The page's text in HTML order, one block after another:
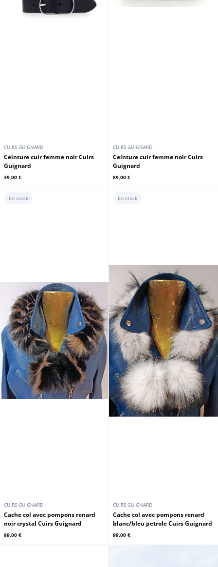
CUIRS GUIGNARD
Ceinture cuir femme noir Cuirs
Guignard
39,00 €
CUIRS GUIGNARD
Ceinture cuir femme noir Cuirs
Guignard
89,00 €
CUIRS GUIGNARD
Cache col avec pompons renard
noir crystal Cuirs Guignard
99,00 €
En stock
CUIRS GUIGNARD
Cache col avec pompons renard
blanc/bleu petrole Cuirs Guignard
99,00 €
En stock